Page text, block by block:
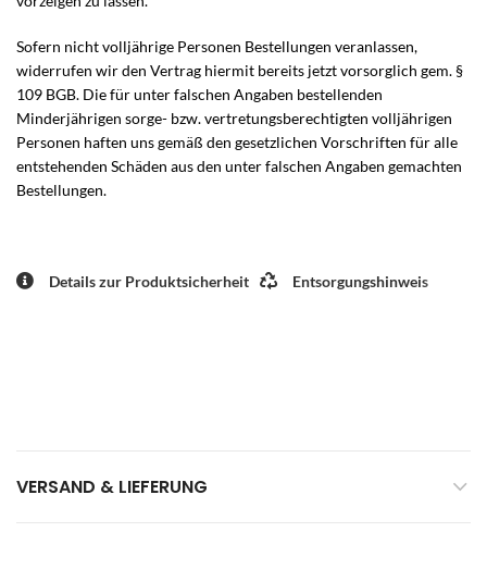
Sofern nicht volljährige Personen Bestellungen veranlassen,
widerrufen wir den Vertrag hiermit bereits jetzt vorsorglich gem. §
109 BGB. Die für unter falschen Angaben bestellenden
Minderjährigen sorge- bzw. vertretungsberechtigten volljährigen
Personen haften uns gemäß den gesetzlichen Vorschriften für alle
entstehenden Schäden aus den unter falschen Angaben gemachten
Bestellungen.
Details zur Produktsicherheit Entsorgungshinweis
VERSAND & LIEFERUNG